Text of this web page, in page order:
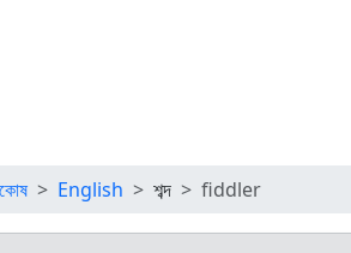
English শব্দ fiddler